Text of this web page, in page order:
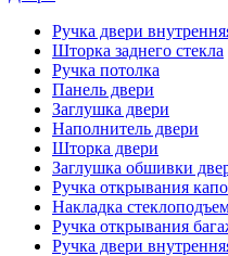
Ручка двери
Шторка заднего стекла
Ручка потолка
Панель двери
Заглушка двери
Наполнитель двери
Шторка двери
Заглушка обшивки
Ручка открывания
Накладка
Ручка открывания
Ручка двери